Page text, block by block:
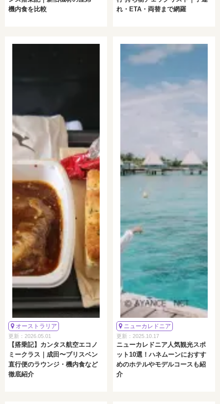
機内食を比較
れ・ETA・両替まで網羅
オーストラリア
更新：2026.05.01
【搭乗記】カンタス航空エコノ
ミークラス｜成田〜ブリスベン
直行便のラウンジ・機内食など
徹底紹介
ニューカレドニア
更新：2025.10.17
ニューカレドニア人気観光スポ
ット10選！ハネムーンにおすす
めのホテルやモデルコースも紹
介